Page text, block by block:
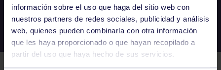
información sobre el uso que haga del sitio web con
nuestros partners de redes sociales, publicidad y análisis
web, quienes pueden combinarla con otra información
que les haya proporcionado o que hayan recopilado a
partir del uso que haya hecho de sus servicios.